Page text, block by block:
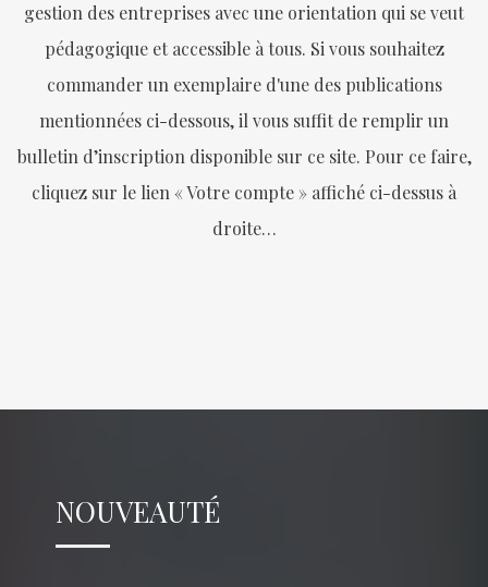
gestion des entreprises avec une orientation qui se veut
pédagogique et accessible à tous. Si vous souhaitez
commander un exemplaire d'une des publications
mentionnées ci-dessous, il vous suffit de remplir un
bulletin d’inscription disponible sur ce site. Pour ce faire,
cliquez sur le lien « Votre compte » affiché ci-dessus à
droite…
NOUVEAUTÉ